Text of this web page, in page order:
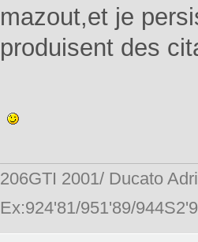
mazout,et je
produisent des
206GTI 2001/ Ducato
Ex:924'81/951'89/